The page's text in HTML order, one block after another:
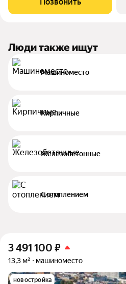
переездом, напротив ТРК
Люди также ищут
Машиноместо
Кирпичные
Железобетонные
С отоплением
3 491 100 ₽
13,3 м² машиноместо
новостройка